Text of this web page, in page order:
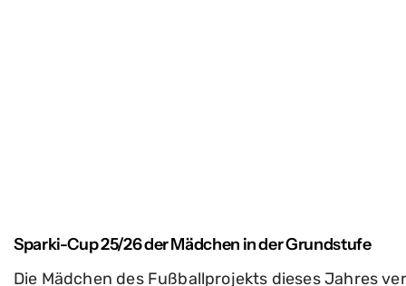
Sparki-Cup 25/26 der Mädchen in der Grundstufe
Die Mädchen des Fußballprojekts dieses Jahres